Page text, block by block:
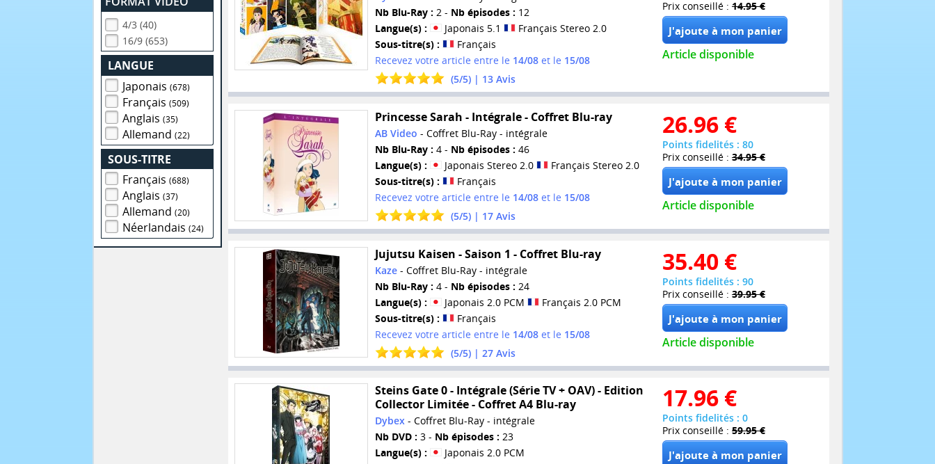
4/3 (40)
16/9 (653)
LANGUE
Japonais(678)
Français(509)
Anglais(35)
Allemand(22)
SOUS-TITRE
Français(688)
Anglais(37)
Allemand(20)
Néerlandais(24)
Nb Blu-Ray : 2 - Nb épisodes : 12
Langue(s) :
Japonais 5.1
Français Stereo 2.0
Sous-titre(s) :
Français
Recevez votre article entre le 14/08et le 15/08
(5/5) | 13Avis
Prix conseillé : 14.95 €
Article disponible
Princesse Sarah - Intégrale - Coffret Blu-ray
AB Video - Coffret Blu-Ray - intégrale
Nb Blu-Ray : 4 - Nb épisodes : 46
Langue(s) :
Japonais Stereo 2.0
Français Stereo 2.0
Sous-titre(s) :
Français
Recevez votre article entre le 14/08et le 15/08
(5/5) | 17Avis
26.96 €
Points fidelités : 80
Prix conseillé : 34.95 €
Article disponible
Jujutsu Kaisen - Saison 1 - Coffret Blu-ray
Kaze- Coffret Blu-Ray - intégrale
Nb Blu-Ray : 4 - Nb épisodes : 24
Langue(s) :
Japonais 2.0 PCM
Français 2.0 PCM
Sous-titre(s) :
Français
Recevez votre article entre le 14/08et le 15/08
(5/5) | 27Avis
35.40 €
Points fidelités : 90
Prix conseillé : 39.95 €
Article disponible
Steins Gate 0 - Intégrale (Série TV + OAV) - Edition
Collector Limitée - Coffret A4 Blu-ray
Dybex- Coffret Blu-Ray - intégrale
Nb DVD : 3 - Nb épisodes : 23
Langue(s) :
Japonais 2.0 PCM
17.96 €
Points fidelités : 0
Prix conseillé : 59.95 €